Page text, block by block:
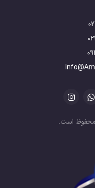
است.